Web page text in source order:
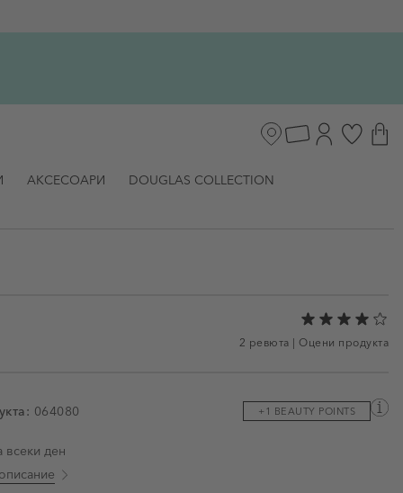
АКСЕСОАРИ
DOUGLAS COLLECTION
2 ревюта | Оцени продукта
064080 +1 BEAUTY POINTS
всеки ден